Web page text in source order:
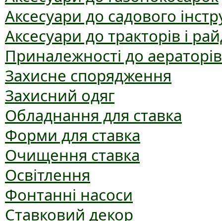
Аксесуари до садового
Аксесуари до тракторів і
Приналежності до аераторів
Захисне спорядження
Захисний одяг
Обладнання для ставка
Форми для ставка
Очищення ставка
Освітлення
Фонтанні насоси
Ставковий декор